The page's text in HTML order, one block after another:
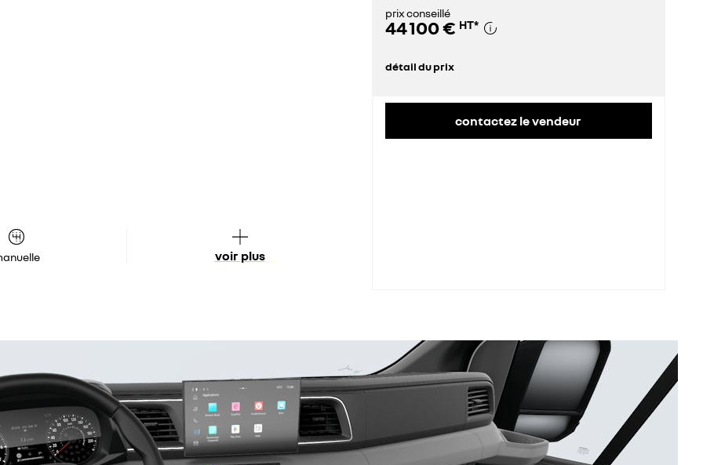
voir plus
prix conseillé
44 100 € HT*
détail du prix
contactez le vendeur